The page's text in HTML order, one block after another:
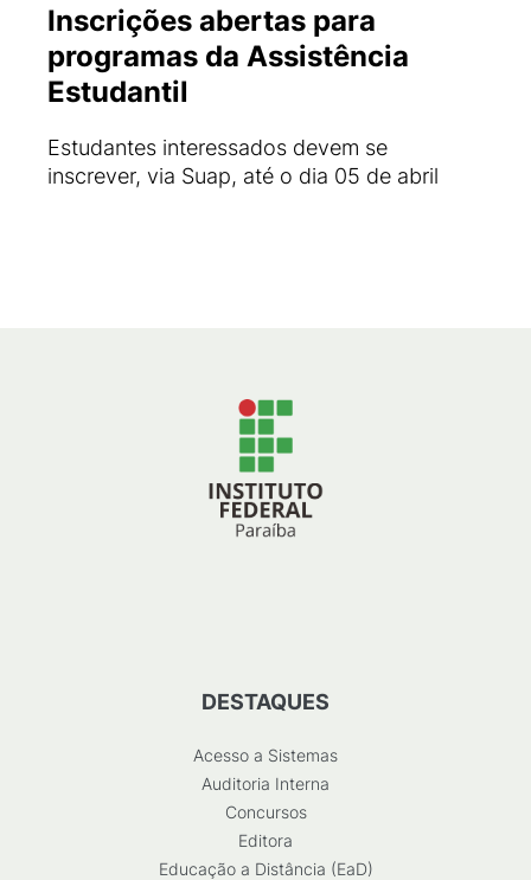
Inscrições abertas para
programas da Assistência
Estudantil
Estudantes interessados devem se
inscrever, via Suap, até o dia 05 de abril
DESTAQUES
Acesso a Sistemas
Auditoria Interna
Concursos
Editora
Educação a Distância (EaD)